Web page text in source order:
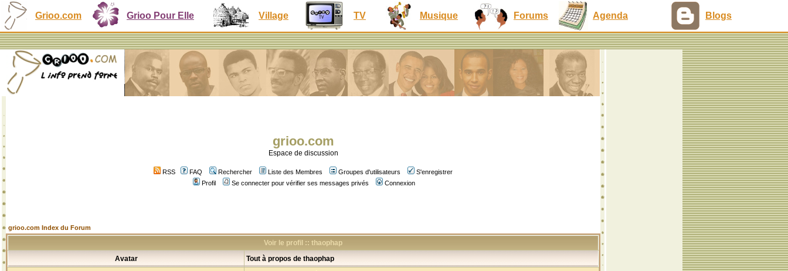
Grioo.com Grioo Pour Elle Village TV Musique Forums Agenda Blogs
grioo.com
Espace de discussion
RSS FAQ Rechercher Liste des Membres Groupes d'utilisateurs
S'enregistrer
Profil
Se connecter pour vérifier ses messages privés Connexion
grioo.com Index du Forum
Voir le profil :: thaophap
Avatar
Tout à propos de thaophap